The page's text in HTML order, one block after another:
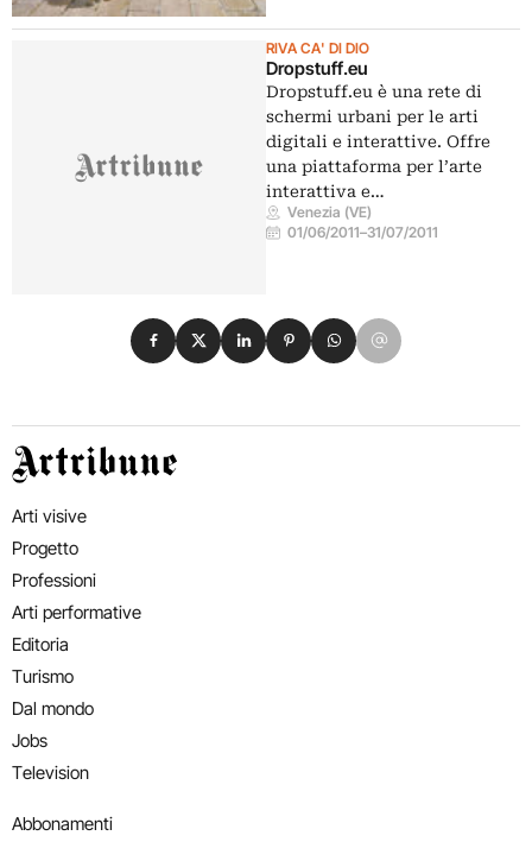
RIVA CA' DI DIO
Dropstuff.eu
Dropstuff.eu è una rete di
schermi urbani per le arti
digitali e interattive. Offre
una piattaforma per l’arte
interattiva e…
Venezia (VE)
01/06/2011–31/07/2011
Condividi su Facebook
Condividi su X
Condividi su LinkedIn
Condividi su Pinterest
Condividi su WhatsApp
Condividi su Email
Artribune
Arti visive
Progetto
Professioni
Arti performative
Editoria
Turismo
Dal mondo
Jobs
Television
Abbonamenti